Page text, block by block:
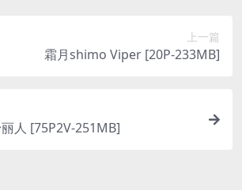
上一篇
霜月shimo Viper [20P-233MB]
人 [75P2V-251MB]